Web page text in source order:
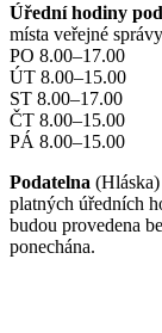
Úřední hodiny
místa veřejné
PO 8.00–17.00
ÚT 8.00–15.00
ST 8.00–17.00
ČT 8.00–15.00
PÁ 8.00–15.00
Podatelna
platných úředních
budou provedena
ponechána.